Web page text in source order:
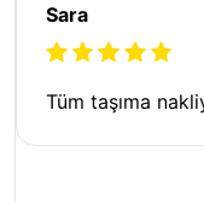
Sara
Tüm taşıma